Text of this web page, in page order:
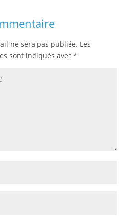
ne sera pas publiée. Les
sont indiqués avec *